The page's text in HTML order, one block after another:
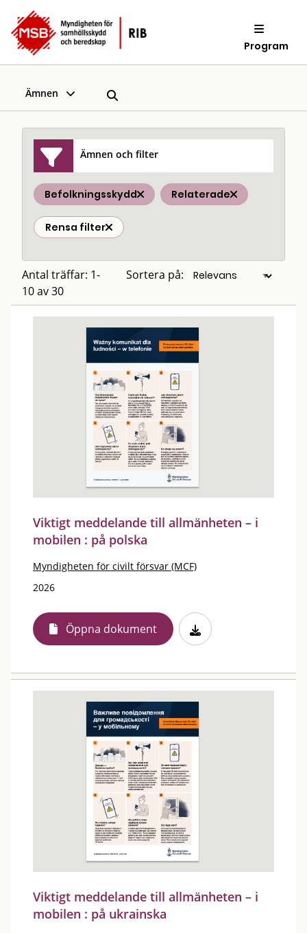
Program
Ämnen
Ämnen och filter
Befolkningsskydd Relaterade
Rensa filter
Antal träffar: 1-
10 av 30
Sortera på:
Viktigt meddelande till allmänheten – i
mobilen : på polska
Myndigheten för civilt försvar (MCF)
2026
Öppna dokument
Viktigt meddelande till allmänheten – i
mobilen : på ukrainska